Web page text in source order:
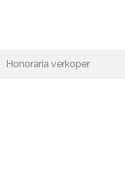
Honoraria verkoper